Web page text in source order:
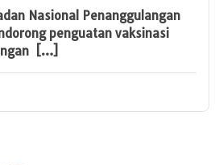
Nasional Penanggulangan
penguatan vaksinasi
[…]